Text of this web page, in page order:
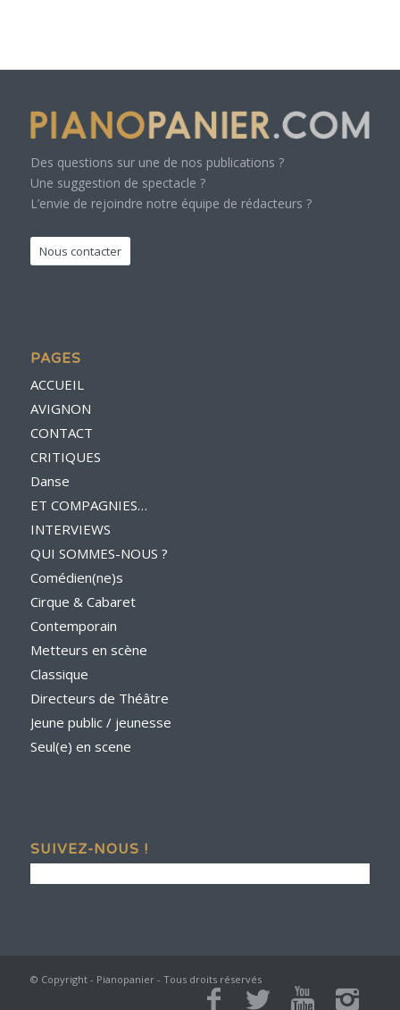
Des questions sur une de nos publications ?
Une suggestion de spectacle ?
L’envie de rejoindre notre équipe de rédacteurs ?
Nous contacter
PAGES
ACCUEIL
AVIGNON
CONTACT
CRITIQUES
Danse
ET COMPAGNIES…
INTERVIEWS
QUI SOMMES-NOUS ?
Comédien(ne)s
Cirque & Cabaret
Contemporain
Metteurs en scène
Classique
Directeurs de Théâtre
Jeune public / jeunesse
Seul(e) en scene
SUIVEZ-NOUS !
© Copyright - Pianopanier - Tous droits réservés